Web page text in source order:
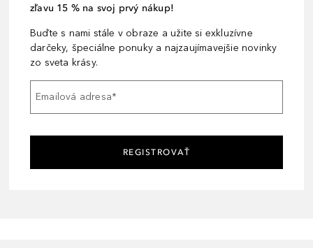
zľavu 15 % na svoj prvý nákup!
Buďte s nami stále v obraze a užite si exkluzívne
darčeky, špeciálne ponuky a najzaujímavejšie novinky
zo sveta krásy.
Emailová adresa*
REGISTROVAŤ